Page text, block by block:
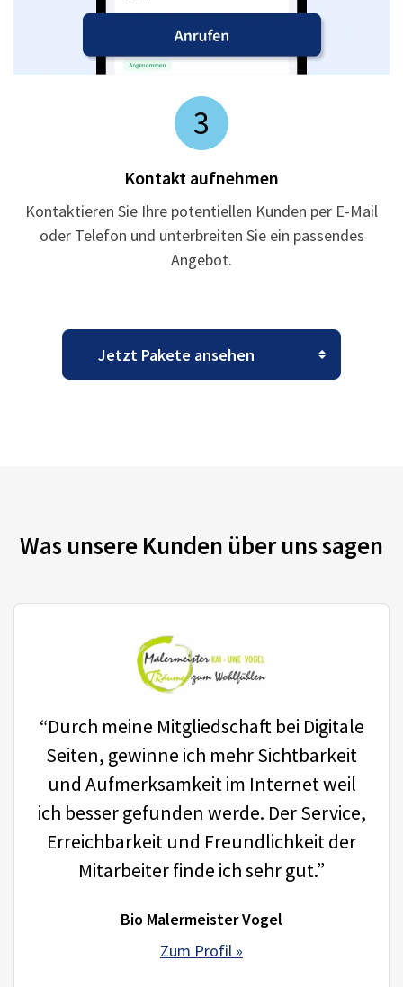
3
Kontakt aufnehmen
Kontaktieren Sie Ihre potentiellen Kunden per E-Mail
oder Telefon und unterbreiten Sie ein passendes
Angebot.
Was unsere Kunden über uns sagen
“Durch meine Mitgliedschaft bei Digitale
Seiten, gewinne ich mehr Sichtbarkeit
und Aufmerksamkeit im Internet weil
ich besser gefunden werde. Der Service,
Erreichbarkeit und Freundlichkeit der
Mitarbeiter finde ich sehr gut.”
Bio Malermeister Vogel
Zum Profil »